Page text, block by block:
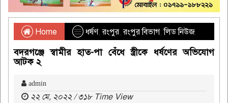
Home ধর্ষণ,রংপুর,রংপুর বিভাগ,লিড নিউজ
বদরগঞ্জে স্বামীর হাত-পা বেঁধে স্ত্রীকে ধর্ষণের অভিযোগ
আটক ২
admin
২২ মে, ২০২২ / ৩১৮ Time View